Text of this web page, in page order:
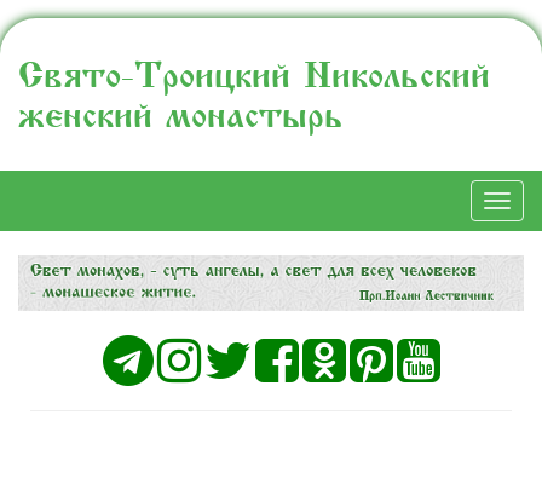
Свято-Троицкий Никольский
женский монастырь